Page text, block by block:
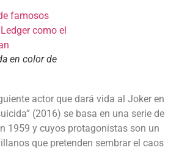
en color de
actor que dará vida al Joker en
(2016) se basa en una serie de
1959 y cuyos protagonistas son un
que pretenden sembrar el caos